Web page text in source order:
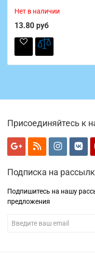
Нет в наличии
13.80 руб
Присоединяйтесь к
Подписка на
Подпишитесь на нашу
предложения